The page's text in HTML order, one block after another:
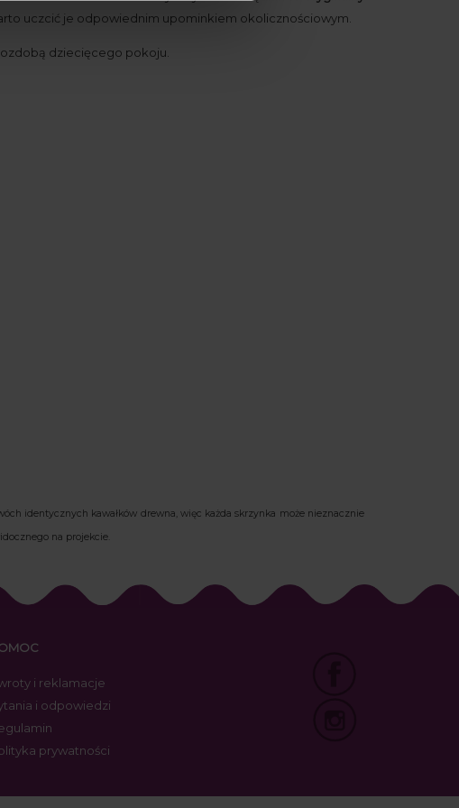
uczcić je odpowiednim upominkiem okolicznościowym.
dziecięcego pokoju.
identycznych kawałków drewna, więc każda skrzynka może nieznacznie
na projekcie.
i reklamacje
i odpowiedzi
prywatności